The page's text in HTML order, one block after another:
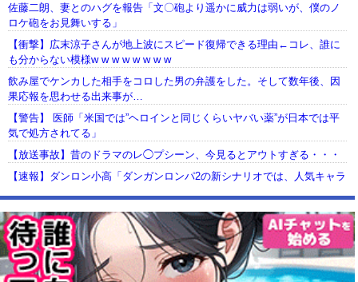
佐藤二朗、妻とのハグを報告「文〇砲より遥かに威力は弱いが、僕のノ
ロケ砲をお見舞いする」
【衝撃】広末涼子さんが地上波にスピード復帰できる理由←コレ、誰に
も分からない模様w w w w w w w w
飲み屋でケンカした相手をコロした男の弁護をした。そして数年後、因
果応報を思わせる出来事が…
【警告】 医師「米国では”ヘロインと同じくらいヤバい薬”が日本では平
気で処方されてる」
【放送事故】昔のドラマのレ◯プシーン、今見るとアウトすぎる・・・
【速報】ダンロン小高「ダンガンロンパ2の新シナリオでは、人気キャラ
【動画】USJの禁止エリアに子どもたちが続々乱入 → スタッフが注意し
ても止まらない事態に
Powered by livedoor 相互RSS